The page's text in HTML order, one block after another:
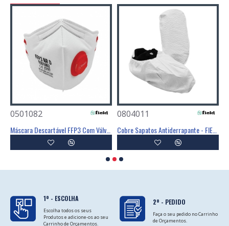
0501082 0804011
1º - ESCOLHA
Escolha todos os seus
Produtos e adicione-os ao seu
Carrinho de Orçamentos.
2º - PEDIDO
Faça o seu pedido no Carrinho
de Orçamentos.